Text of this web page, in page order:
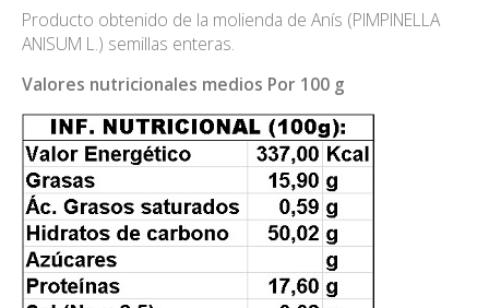
Producto obtenido de la molienda de Anís (PIMPINELLA
ANISUM L.) semillas enteras.
Valores nutricionales medios Por 100 g